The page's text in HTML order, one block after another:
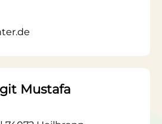
Mustafa